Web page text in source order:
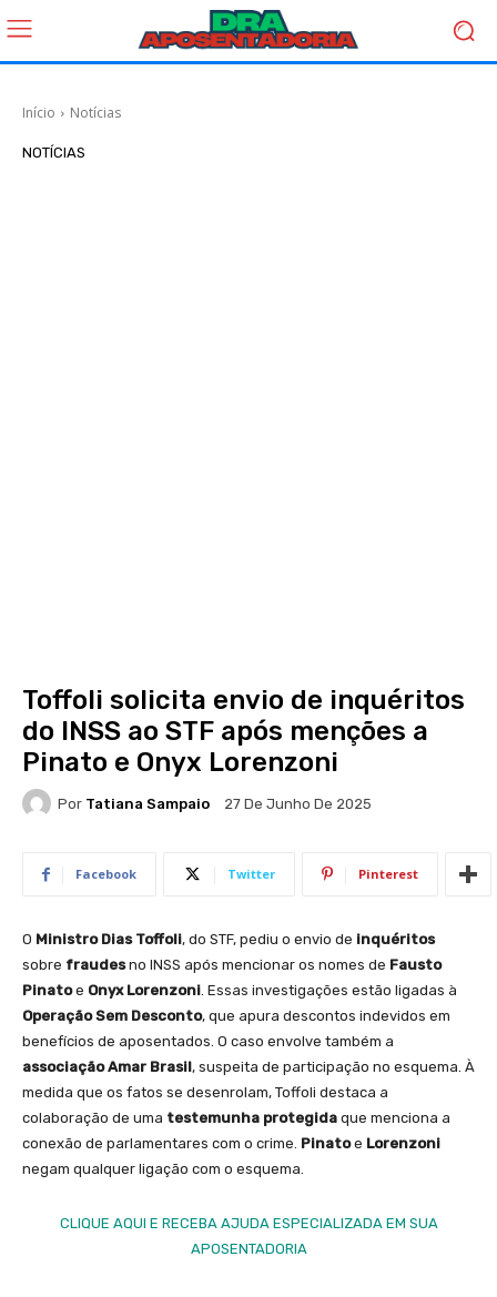
Início Notícias
NOTÍCIAS
Toffoli solicita envio de inquéritos
do INSS ao STF após menções a
Pinato e Onyx Lorenzoni
Por Tatiana Sampaio 27 De Junho De 2025
Facebook Twitter Pinterest
O Ministro Dias Toffoli, do STF, pediu o envio de inquéritos
sobre fraudesno INSS após mencionar os nomes de Fausto
Pinatoe Onyx Lorenzoni. Essas investigações estão ligadas à
Operação Sem Desconto, que apura descontos indevidos em
benefícios de aposentados. O caso envolve também a
associação Amar Brasil, suspeita de participação no esquema. À
medida que os fatos se desenrolam, Toffoli destaca a
colaboração de uma testemunha protegida que menciona a
conexão de parlamentares com o crime. Pinatoe Lorenzoni
negam qualquer ligação com o esquema.
CLIQUE AQUI E RECEBA AJUDA ESPECIALIZADA EM SUA
APOSENTADORIA